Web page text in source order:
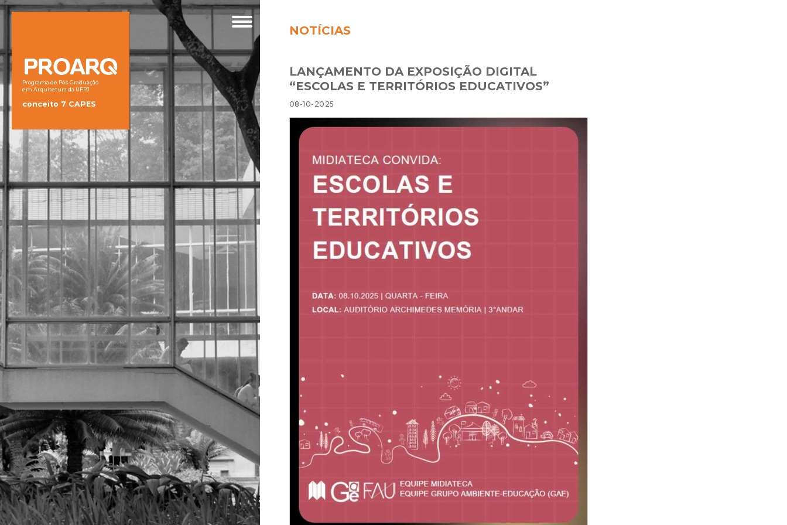
Programa de Pós Graduação
em Arquitetura da UFRJ
conceito 7 CAPES
NOTÍCIAS
LANÇAMENTO DA EXPOSIÇÃO DIGITAL
“ESCOLAS E TERRITÓRIOS EDUCATIVOS”
08-10-2025